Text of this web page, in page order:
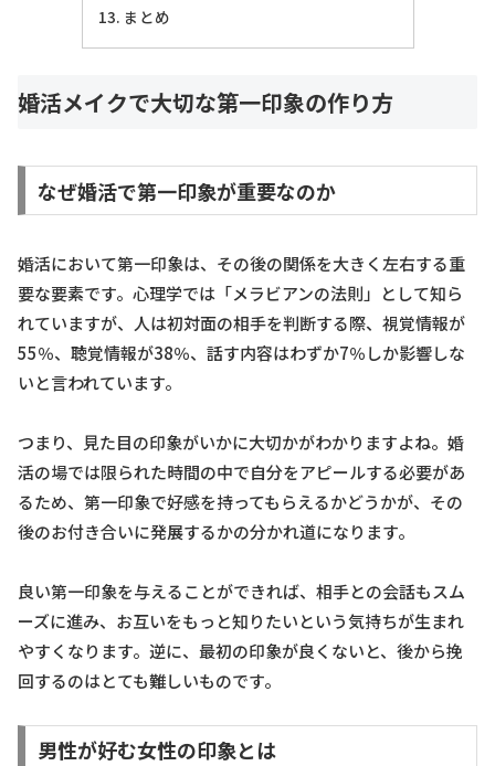
まとめ
婚活メイクで大切な第一印象の作り方
なぜ婚活で第一印象が重要なのか
婚活において第一印象は、その後の関係を大きく左右する重
要な要素です。心理学では「メラビアンの法則」として知ら
れていますが、人は初対面の相手を判断する際、視覚情報が
55％、聴覚情報が38％、話す内容はわずか7％しか影響しな
いと言われています。
つまり、見た目の印象がいかに大切かがわかりますよね。婚
活の場では限られた時間の中で自分をアピールする必要があ
るため、第一印象で好感を持ってもらえるかどうかが、その
後のお付き合いに発展するかの分かれ道になります。
良い第一印象を与えることができれば、相手との会話もスム
ーズに進み、お互いをもっと知りたいという気持ちが生まれ
やすくなります。逆に、最初の印象が良くないと、後から挽
回するのはとても難しいものです。
男性が好む女性の印象とは